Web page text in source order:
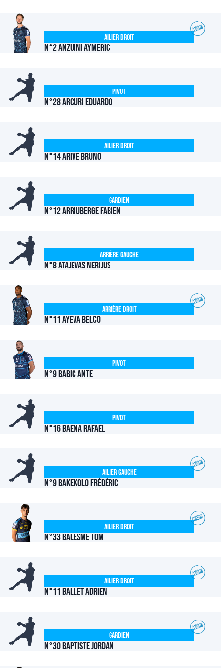
N°2 ANZUINI Aymeric
Ailier Droit
N°28 ARCURI Eduardo
Pivot
N°14 ARIVE Bruno
Ailier Droit
N°12 ARRIUBERGE Fabien
Gardien
N°8 ATAJEVAS Nérijus
Arrière Gauche
N°11 Ayeva Belco
Arrière Droit
N°9 BABIC Ante
Pivot
N°16 BAENA Rafael
Pivot
N°9 BAKEKOLO Frédéric
Ailier Gauche
N°33 BALESME Tom
Ailier Droit
N°11 BALLET Adrien
Ailier Droit
N°30 BAPTISTE Jordan
Gardien